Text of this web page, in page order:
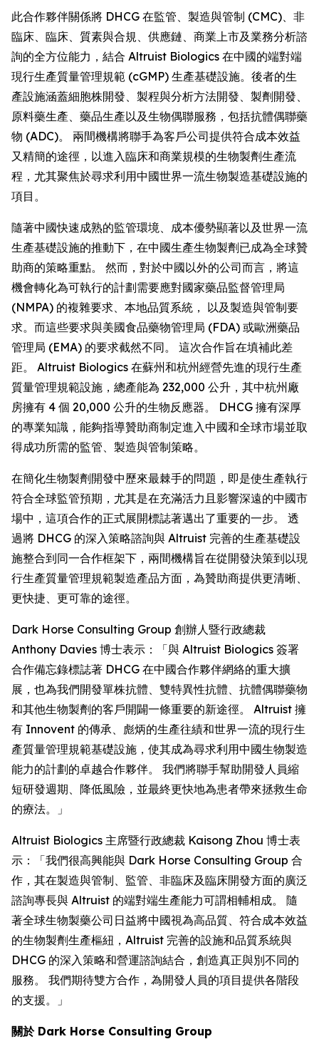
此合作夥伴關係將 DHCG 在監管、製造與管制 (CMC)、非
臨床、臨床、質素與合規、供應鏈、商業上市及業務分析諮
詢的全方位能力，結合 Altruist Biologics 在中國的端對端
現行生產質量管理規範 (cGMP) 生產基礎設施。後者的生
產設施涵蓋細胞株開發、製程與分析方法開發、製劑開發、
原料藥生產、藥品生產以及生物偶聯服務，包括抗體偶聯藥
物 (ADC)。 兩間機構將聯手為客戶公司提供符合成本效益
又精簡的途徑，以進入臨床和商業規模的生物製劑生產流
程，尤其聚焦於尋求利用中國世界一流生物製造基礎設施的
項目。
隨著中國快速成熟的監管環境、成本優勢顯著以及世界一流
生產基礎設施的推動下，在中國生產生物製劑已成為全球贊
助商的策略重點。 然而，對於中國以外的公司而言，將這
機會轉化為可執行的計劃需要應對國家藥品監督管理局
(NMPA) 的複雜要求、本地品質系統， 以及製造與管制要
求。而這些要求與美國食品藥物管理局 (FDA) 或歐洲藥品
管理局 (EMA) 的要求截然不同。 這次合作旨在填補此差
距。 Altruist Biologics 在蘇州和杭州經營先進的現行生產
質量管理規範設施，總產能為 232,000 公升，其中杭州廠
房擁有 4 個 20,000 公升的生物反應器。 DHCG 擁有深厚
的專業知識，能夠指導贊助商制定進入中國和全球市場並取
得成功所需的監管、製造與管制策略。
在簡化生物製劑開發中歷來最棘手的問題，即是使生產執行
符合全球監管預期，尤其是在充滿活力且影響深遠的中國市
場中，這項合作的正式展開標誌著邁出了重要的一步。 透
過將 DHCG 的深入策略諮詢與 Altruist 完善的生產基礎設
施整合到同一合作框架下，兩間機構旨在從開發決策到以現
行生產質量管理規範製造產品方面，為贊助商提供更清晰、
更快捷、更可靠的途徑。
Dark Horse Consulting Group 創辦人暨行政總裁
Anthony Davies 博士表示：「與 Altruist Biologics 簽署
合作備忘錄標誌著 DHCG 在中國合作夥伴網絡的重大擴
展，也為我們開發單株抗體、雙特異性抗體、抗體偶聯藥物
和其他生物製劑的客戶開闢一條重要的新途徑。 Altruist 擁
有 Innovent 的傳承、彪炳的生產往績和世界一流的現行生
產質量管理規範基礎設施，使其成為尋求利用中國生物製造
能力的計劃的卓越合作夥伴。 我們將聯手幫助開發人員縮
短研發週期、降低風險，並最終更快地為患者帶來拯救生命
的療法。」
Altruist Biologics 主席暨行政總裁 Kaisong Zhou 博士表
示：「我們很高興能與 Dark Horse Consulting Group 合
作，其在製造與管制、監管、非臨床及臨床開發方面的廣泛
諮詢專長與 Altruist 的端對端生產能力可謂相輔相成。 隨
著全球生物製藥公司日益將中國視為高品質、符合成本效益
的生物製劑生產樞紐，Altruist 完善的設施和品質系統與
DHCG 的深入策略和營運諮詢結合，創造真正與別不同的
服務。 我們期待雙方合作，為開發人員的項目提供各階段
的支援。」
關於 Dark Horse Consulting Group